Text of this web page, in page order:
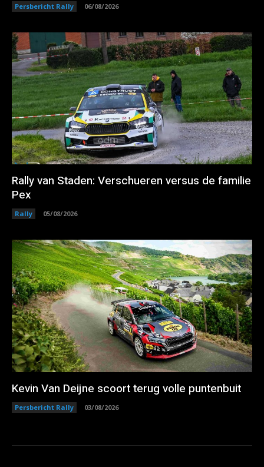
Persbericht Rally 06/08/2026
Rally van Staden: Verschueren versus de familie
Pex
Rally 05/08/2026
Kevin Van Deijne scoort terug volle puntenbuit
Persbericht Rally 03/08/2026